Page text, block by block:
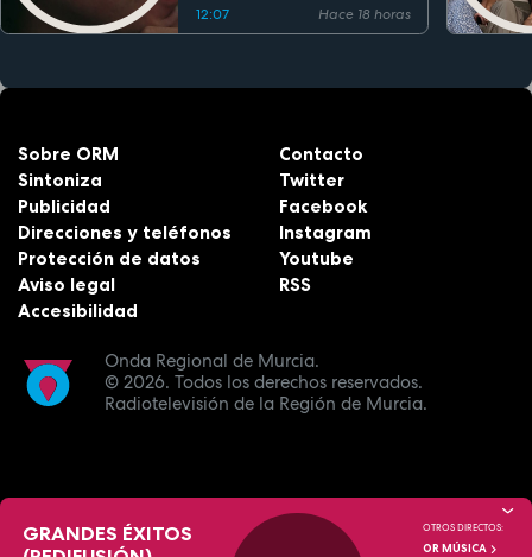
12:07
Hace 18 horas
Onda Regional de Murcia.
© 2026. Todos los derechos reservados.
Radiotelevisión de la Región de Murcia.
Sobre ORM
Sintoniza
Publicidad
Direcciones y teléfonos
Protección de datos
Aviso legal
Accesibilidad
Contacto
Twitter
Facebook
Instagram
Youtube
RSS
GRANDES ÉXITOS
OTROS DIRECTOS:
OR MÚSICA